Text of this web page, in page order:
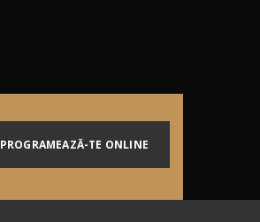
PROGRAMEAZĂ-TE ONLINE